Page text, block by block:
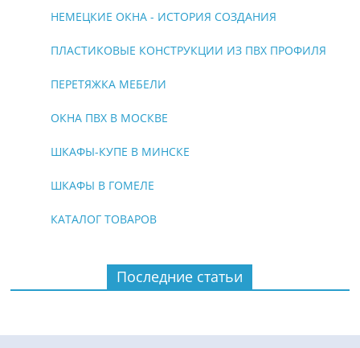
НЕМЕЦКИЕ ОКНА - ИСТОРИЯ СОЗДАНИЯ
ПЛАСТИКОВЫЕ КОНСТРУКЦИИ ИЗ ПВХ ПРОФИЛЯ
ПЕРЕТЯЖКА МЕБЕЛИ
ОКНА ПВХ В МОСКВЕ
ШКАФЫ-КУПЕ В МИНСКЕ
ШКАФЫ В ГОМЕЛЕ
КАТАЛОГ ТОВАРОВ
Последние статьи